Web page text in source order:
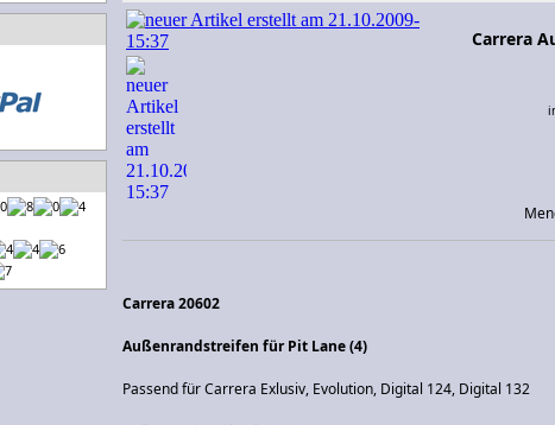
Carrera
Carrera 20602
Außenrandstreifen für Pit Lane (4)
Passend für Carrera Exlusiv, Evolution, Digital 124, Digital 132